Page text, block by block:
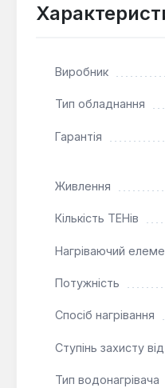
перевищувала
зниженню
економія простору
Виробник
Тип обладнання
Гарантія
Живлення
Кількість ТЕНів
Нагріваючий
Потужність
Спосіб нагрівання
Ступінь захисту
Тип водонагрівача